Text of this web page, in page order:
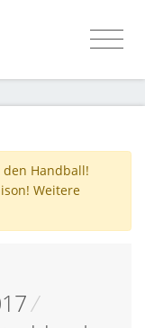
Handball!
Weitere
/